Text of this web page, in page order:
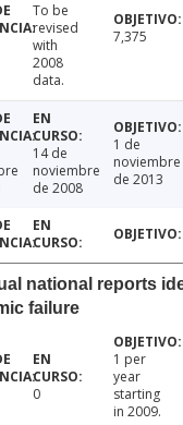
To be
revised
with
2008
data.
7,375
14 de
noviembre
de 2008
1 de
noviembre
de 2013
national reports
failure
0
1 per
year
starting
in 2009.